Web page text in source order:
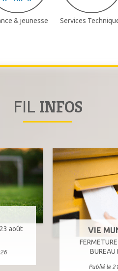
& jeunesse Services
FIL INFOS
août VIE
BUREAU
Publié le